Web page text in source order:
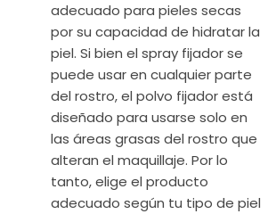
adecuado para pieles secas
por su capacidad de hidratar la
piel. Si bien el spray fijador se
puede usar en cualquier parte
del rostro, el polvo fijador está
diseñado para usarse solo en
las áreas grasas del rostro que
alteran el maquillaje. Por lo
tanto, elige el producto
adecuado según tu tipo de piel